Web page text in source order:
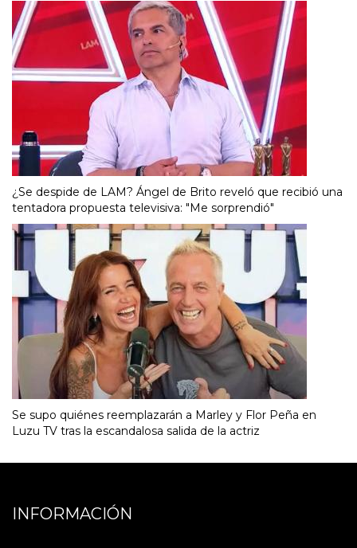
¿Se despide de LAM? Ángel de Brito reveló que recibió una
tentadora propuesta televisiva: "Me sorprendió"
Se supo quiénes reemplazarán a Marley y Flor Peña en
Luzu TV tras la escandalosa salida de la actriz
INFORMACIÓN